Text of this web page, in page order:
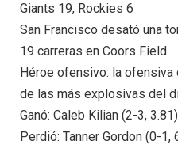
Giants 19, Rockies 6
San Francisco desató una
19 carreras en Coors Field.
Héroe ofensivo: la ofensiva
de las más explosivas del
Ganó: Caleb Kilian (2-3, 3.81)
Perdió: Tanner Gordon (0-1,